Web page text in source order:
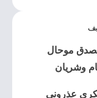
موحال
وشريان
عذروني